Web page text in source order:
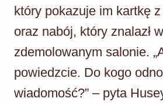
który pokazuje im kartkę
oraz nabój, który znalazł
zdemolowanym salonie.
powiedzcie. Do kogo
wiadomość?” – pyta